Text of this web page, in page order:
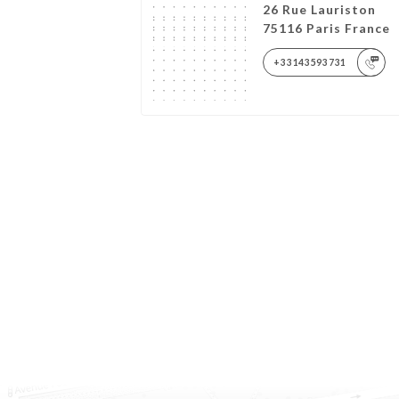
26 Rue Lauriston
75116 Paris France
+33143593731